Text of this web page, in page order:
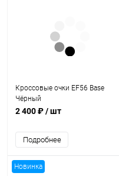
Кроссовые очки EF56 Base
Чёрный
2 400 ₽/ шт
Подробнее
Новинка